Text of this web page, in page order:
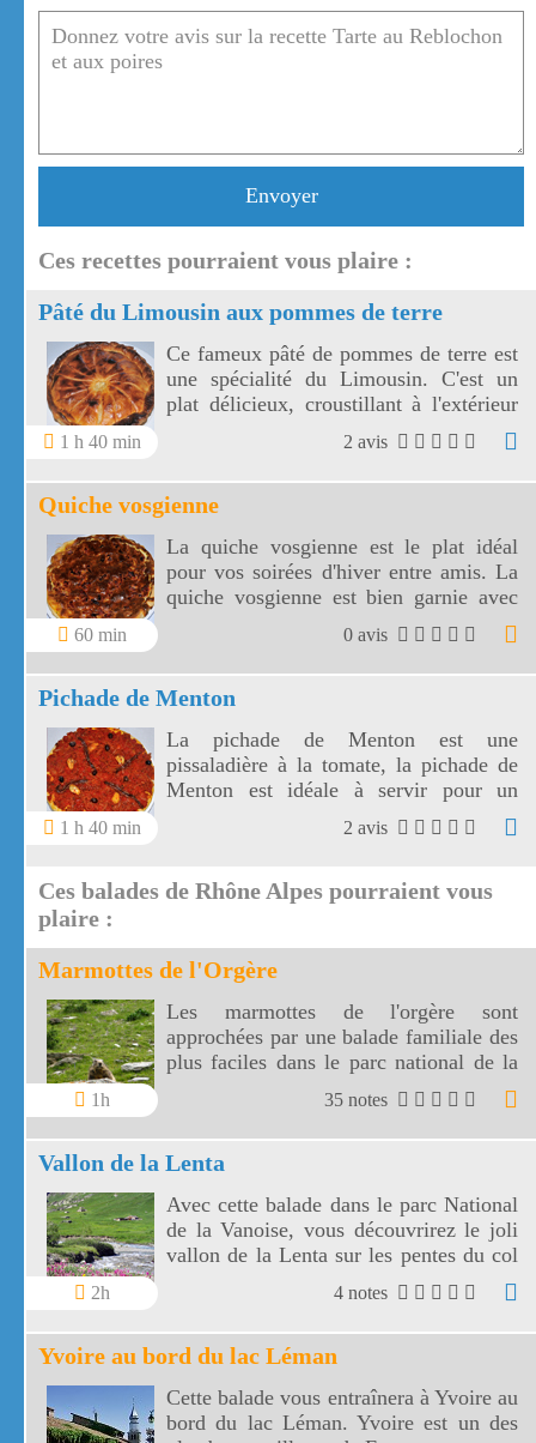
Envoyer
Ces recettes pourraient vous plaire :
Pâté du Limousin aux pommes de terre
1 h 40 min
Ce fameux pâté de pommes de terre est
une spécialité du Limousin. C'est un
plat délicieux, croustillant à l'extérieur
et fondant à l'intérieur. La pâté du
Limousin est un plat bien revigorant.
2 avis
Quiche vosgienne
60 min
La quiche vosgienne est le plat idéal
pour vos soirées d'hiver entre amis. La
quiche vosgienne est bien garnie avec
l'oignon, le lard , le jambon fumé et la
fameuse migaine oeufs, crème et lait!
0 avis
Pichade de Menton
1 h 40 min
La pichade de Menton est une
pissaladière à la tomate, la pichade de
Menton est idéale à servir pour un
2 avis
Ces balades de Rhône Alpes pourraient vous
plaire :
Marmottes de l'Orgère
1h
Les marmottes de l'orgère sont
approchées par une balade familiale des
plus faciles dans le parc national de la
Vanoise. Les marmottes de l'Orgère sont
visibles au fond d'un vallon juste en
dessous des 2000 m d'altitude.
35 notes
Vallon de la Lenta
2h
Avec cette balade dans le parc National
de la Vanoise, vous découvrirez le joli
vallon de la Lenta sur les pentes du col
de l'Iseran. Le vallon de la Lenta fait
face au glacier des Evettes et à la vallée
de l'Arc. Le col de l'Iseran est le plus
haut de France.
4 notes
Yvoire au bord du lac Léman
Cette balade vous entraînera à Yvoire au
bord du lac Léman. Yvoire est un des